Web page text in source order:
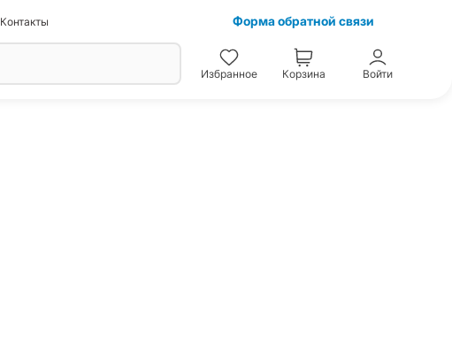
Контакты Форма обратной связи
Избранное Корзина Войти